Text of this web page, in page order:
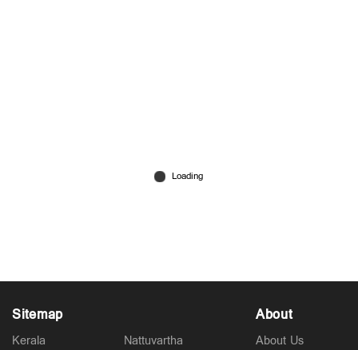
ജി.സുധാകരനെതിരെ സിപിഎം പ്രതിഷേധം
Sitemap
Kerala
Nattuvartha
About
About Us